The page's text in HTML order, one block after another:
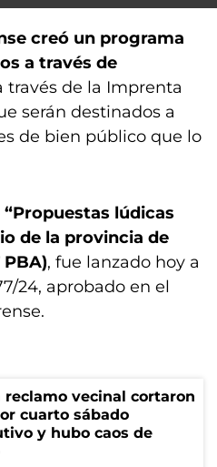
creó un programa
a través de
través de la Imprenta
serán destinados a
de bien público que lo
“Propuestas lúdicas
de la provincia de
PBA), fue lanzado hoy a
24, aprobado en el
reclamo vecinal cortaron
cuarto sábado
y hubo caos de